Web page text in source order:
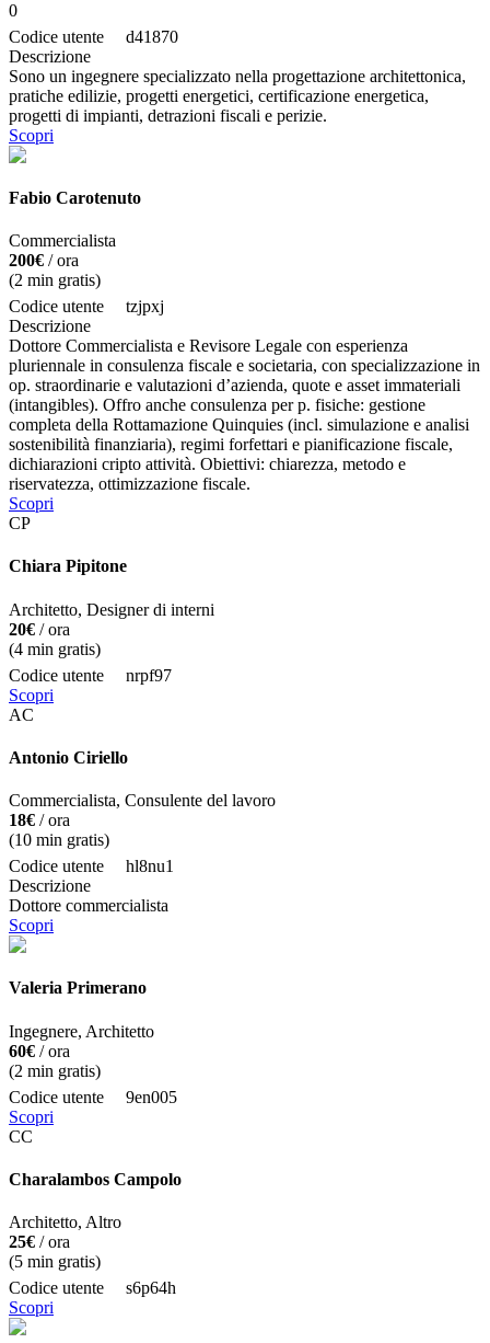
0
Codice utente
d41870
Descrizione
Sono un ingegnere specializzato nella progettazione architettonica,
pratiche edilizie, progetti energetici, certificazione energetica,
progetti di impianti, detrazioni fiscali e perizie.
Scopri
Fabio Carotenuto
Commercialista
200€ / ora
(2 min gratis)
Codice utente
tzjpxj
Descrizione
Dottore Commercialista e Revisore Legale con esperienza
pluriennale in consulenza fiscale e societaria, con specializzazione in
op. straordinarie e valutazioni d’azienda, quote e asset immateriali
(intangibles). Offro anche consulenza per p. fisiche: gestione
completa della Rottamazione Quinquies (incl. simulazione e analisi
sostenibilità finanziaria), regimi forfettari e pianificazione fiscale,
dichiarazioni cripto attività. Obiettivi: chiarezza, metodo e
riservatezza, ottimizzazione fiscale.
Scopri
CP
Chiara Pipitone
Architetto, Designer di interni
20€ / ora
(4 min gratis)
Codice utente
nrpf97
Scopri
AC
Antonio Ciriello
Commercialista, Consulente del lavoro
18€ / ora
(10 min gratis)
Codice utente
hl8nu1
Descrizione
Dottore commercialista
Scopri
Valeria Primerano
Ingegnere, Architetto
60€ / ora
(2 min gratis)
Codice utente
9en005
Scopri
CC
Charalambos Campolo
Architetto, Altro
25€ / ora
(5 min gratis)
Codice utente
s6p64h
Scopri